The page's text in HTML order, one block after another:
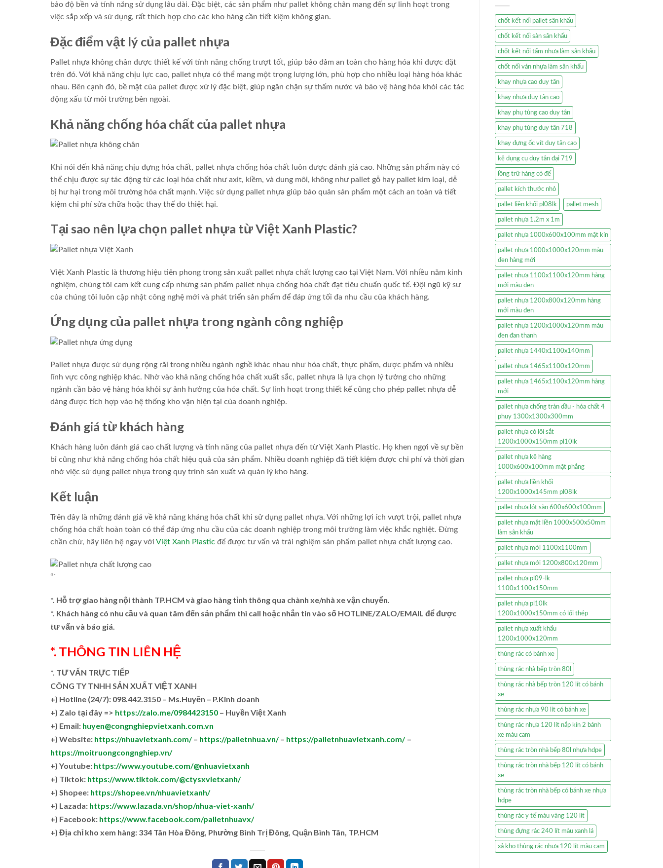
bảo độ bền và tính năng sử dụng lâu dài. Đặc biệt, các sản phẩm như pallet không chân mang đến sự linh hoạt trong
việc sắp xếp và sử dụng, rất thích hợp cho các kho hàng cần tiết kiệm không gian.
Đặc điểm vật lý của pallet nhựa
Pallet nhựa không chân được thiết kế với tính năng chống trượt tốt, giúp bảo đảm an toàn cho hàng hóa khi được đặt
trên đó. Với khả năng chịu lực cao, pallet nhựa có thể mang một trọng lượng lớn, phù hợp cho nhiều loại hàng hóa khác
nhau. Bên cạnh đó, bề mặt của pallet được xử lý đặc biệt, giúp ngăn chặn sự thấm nước và bảo vệ hàng hóa khỏi các tác
động xấu từ môi trường bên ngoài.
Khả năng chống hóa chất của pallet nhựa
Khi nói đến khả năng chịu đựng hóa chất, pallet nhựa chống hóa chất luôn được đánh giá cao. Những sản phẩm này có
thể chịu được sự tác động từ các loại hóa chất như axit, kiềm, và dung môi, không như pallet gỗ hay pallet kim loại, dễ
bị hư hại trong môi trường hóa chất mạnh. Việc sử dụng pallet nhựa giúp bảo quản sản phẩm một cách an toàn và tiết
kiệm chi phí sửa chữa hoặc thay thế do thiệt hại.
Tại sao nên lựa chọn pallet nhựa từ Việt Xanh Plastic?
Việt Xanh Plastic là thương hiệu tiên phong trong sản xuất pallet nhựa chất lượng cao tại Việt Nam. Với nhiều năm kinh
nghiệm, chúng tôi cam kết cung cấp những sản phẩm pallet nhựa chống hóa chất đạt tiêu chuẩn quốc tế. Đội ngũ kỹ sư
của chúng tôi luôn cập nhật công nghệ mới và phát triển sản phẩm để đáp ứng tối đa nhu cầu của khách hàng.
Ứng dụng của pallet nhựa trong ngành công nghiệp
Pallet nhựa được sử dụng rộng rãi trong nhiều ngành nghề khác nhau như hóa chất, thực phẩm, dược phẩm và nhiều
lĩnh vực công nghiệp khác. Nhờ vào khả năng chống hóa chất xuất sắc, pallet nhựa là lựa chọn lý tưởng cho những
ngành cần bảo vệ hàng hóa khỏi sự ảnh hưởng của hóa chất. Sự linh hoạt trong thiết kế cũng cho phép pallet nhựa dễ
dàng được tích hợp vào hệ thống kho vận hiện tại của doanh nghiệp.
Đánh giá từ khách hàng
Khách hàng luôn đánh giá cao chất lượng và tính năng của pallet nhựa đến từ Việt Xanh Plastic. Họ khen ngợi về sự bền
bỉ cũng như khả năng chống hóa chất hiệu quả của sản phẩm. Nhiều doanh nghiệp đã tiết kiệm được chi phí và thời gian
nhờ việc sử dụng pallet nhựa trong quy trình sản xuất và quản lý kho hàng.
Kết luận
Trên đây là những đánh giá về khả năng kháng hóa chất khi sử dụng pallet nhựa. Với những lợi ích vượt trội, pallet nhựa
chống hóa chất hoàn toàn có thể đáp ứng nhu cầu của các doanh nghiệp trong môi trường làm việc khắc nghiệt. Đừng
chần chừ, hãy liên hệ ngay với Việt Xanh Plastic để được tư vấn và trải nghiệm sản phẩm pallet nhựa chất lượng cao.
“`
*. Hỗ trợ giao hàng nội thành TP.HCM và giao hàng tỉnh thông qua chành xe/nhà xe vận chuyển.
*. Khách hàng có nhu cầu và quan tâm đến sản phẩm thì call hoặc nhắn tin vào số HOTLINE/ZALO/EMAIL để được
tư vấn và báo giá.
*. THÔNG TIN LIÊN HỆ
*. TƯ VẤN TRỰC TIẾP
CÔNG TY TNHH SẢN XUẤT VIỆT XANH
+) Hotline (24/7): 098.442.3150 – Ms.Huyền – P.Kinh doanh
+) Zalo tại đây => https://zalo.me/0984423150 – Huyền Việt Xanh
+) Email: huyen@congnghiepvietxanh.com.vn
+) Website: https://nhuavietxanh.com/– https://palletnhua.vn/– https://palletnhuavietxanh.com/ –
https://moitruongcongnghiep.vn/
+) Youtube: https://www.youtube.com/@nhuavietxanh
+) Tiktok: https://www.tiktok.com/@ctysxvietxanh/
+) Shopee: https://shopee.vn/nhuavietxanh/
+) Lazada: https://www.lazada.vn/shop/nhua-viet-xanh/
+) Facebook: https://www.facebook.com/palletnhuavx/
+) Địa chỉ kho xem hàng: 334 Tân Hòa Đông, Phường Bình Trị Đông, Quận Bình Tân, TP.HCM
chốt kết nối pallet sân khấu
chốt kết nối sàn sân khấu
chốt kết nối tấm nhựa làm sân khấu
chốt nối ván nhựa làm sân khấu
khay nhựa cao duy tân
khay nhựa duy tân cao
khay phụ tùng cao duy tân
khay phụ tùng duy tân 718
khay đựng ốc vít duy tân cao
kệ dụng cụ duy tân đại 719
lồng trữ hàng có đế
pallet kích thước nhỏ
pallet liền khối pl08lk pallet mesh
pallet nhựa 1.2m x 1m
pallet nhựa 1000x600x100mm mặt kín
pallet nhựa 1000x1000x120mm màu
đen hàng mới
pallet nhựa 1100x1100x120mm hàng
mới màu đen
pallet nhựa 1200x800x120mm hàng
mới màu đen
pallet nhựa 1200x1000x120mm màu
đen đan thanh
pallet nhựa 1440x1100x140mm
pallet nhựa 1465x1100x120mm
pallet nhựa 1465x1100x120mm hàng
mới
pallet nhựa chống tràn dầu - hóa chất 4
phuy 1300x1300x300mm
pallet nhựa có lõi sắt
1200x1000x150mm pl10lk
pallet nhựa kê hàng
1000x600x100mm mặt phẳng
pallet nhựa liền khối
1200x1000x145mm pl08lk
pallet nhựa lót sàn 600x600x100mm
pallet nhựa mặt liền 1000x500x50mm
làm sân khấu
pallet nhựa mới 1100x1100mm
pallet nhựa mới 1200x800x120mm
pallet nhựa pl09-lk
1100x1100x150mm
pallet nhựa pl10lk
1200x1000x150mm có lõi thép
pallet nhựa xuất khẩu
1200x1000x120mm
thùng rác có bánh xe
thùng rác nhà bếp tròn 80l
thùng rác nhà bếp tròn 120 lít có bánh
xe
thùng rác nhựa 90 lít có bánh xe
thùng rác nhựa 120 lít nắp kín 2 bánh
xe màu cam
thùng rác tròn nhà bếp 80l nhựa hdpe
thùng rác tròn nhà bếp 120 lít có bánh
xe
thùng rác tròn nhà bếp có bánh xe nhựa
hdpe
thùng rác y tế màu vàng 120 lít
thùng đựng rác 240 lít màu xanh lá
xả kho thùng rác nhựa 120 lít màu cam